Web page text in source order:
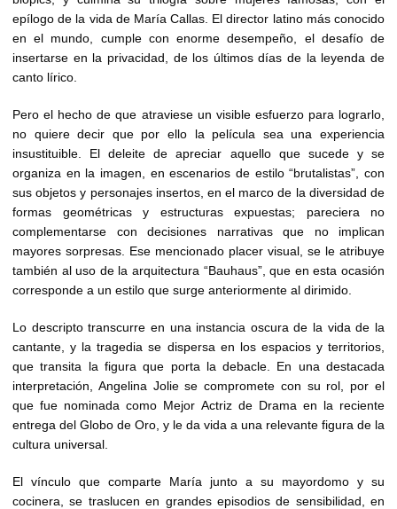
epílogo de la vida de María Callas. El director latino más conocido
en el mundo, cumple con enorme desempeño, el desafío de
insertarse en la privacidad, de los últimos días de la leyenda de
canto lírico.
Pero el hecho de que atraviese un visible esfuerzo para lograrlo,
no quiere decir que por ello la película sea una experiencia
insustituible. El deleite de apreciar aquello que sucede y se
organiza en la imagen, en escenarios de estilo “brutalistas”, con
sus objetos y personajes insertos, en el marco de la diversidad de
formas geométricas y estructuras expuestas; pareciera no
complementarse con decisiones narrativas que no implican
mayores sorpresas. Ese mencionado placer visual, se le atribuye
también al uso de la arquitectura “Bauhaus”, que en esta ocasión
corresponde a un estilo que surge anteriormente al dirimido.
Lo descripto transcurre en una instancia oscura de la vida de la
cantante, y la tragedia se dispersa en los espacios y territorios,
que transita la figura que porta la debacle. En una destacada
interpretación, Angelina Jolie se compromete con su rol, por el
que fue nominada como Mejor Actriz de Drama en la reciente
entrega del Globo de Oro, y le da vida a una relevante figura de la
cultura universal.
El vínculo que comparte María junto a su mayordomo y su
cocinera, se traslucen en grandes episodios de sensibilidad, en